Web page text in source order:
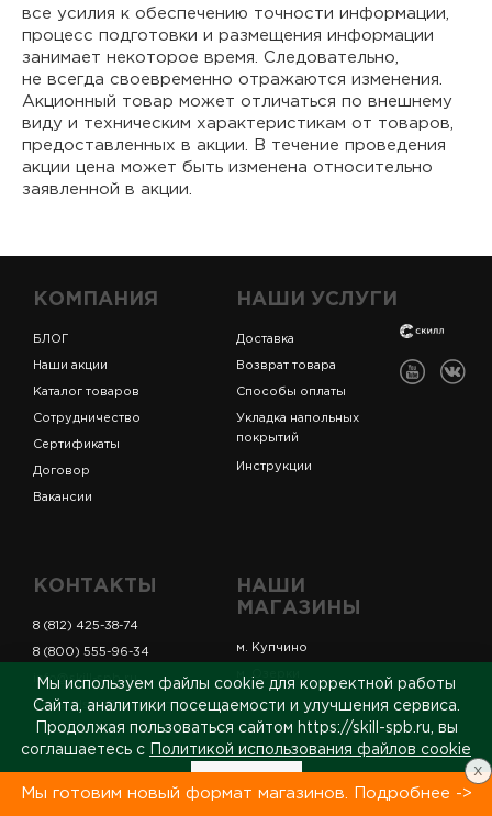
все усилия к обеспечению точности информации,
процесс подготовки и размещения информации
занимает некоторое время. Следовательно,
не всегда своевременно отражаются изменения.
Акционный товар может отличаться по внешнему
виду и техническим характеристикам от товаров,
предоставленных в акции. В течение проведения
акции цена может быть изменена относительно
заявленной в акции.
КОМПАНИЯ
БЛОГ
Наши акции
Каталог товаров
Сотрудничество
Сертификаты
Договор
Вакансии
НАШИ УСЛУГИ
Доставка
Возврат товара
Способы оплаты
Укладка напольных
покрытий
Инструкции
КОНТАКТЫ
8 (812) 425-38-74
8 (800) 555-96-34
info@skill-spb.ru
oooskillspb@gmail.com
НАШИ
МАГАЗИНЫ
м. Купчино
Мы используем файлы cookie для корректной работы
Сайта, аналитики посещаемости и улучшения сервиса.
Продолжая пользоваться сайтом https://skill-spb.ru, вы
соглашаетесь с
Политикой использования файлов cookie
Мы готовим новый формат магазинов. Подробнее ->
x